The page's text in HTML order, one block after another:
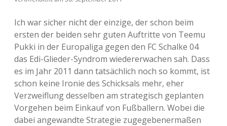
Ich war sicher nicht der einzige, der schon beim
ersten der beiden sehr guten Auftritte von Teemu
Pukki in der Europaliga gegen den FC Schalke 04
das Edi-Glieder-Syndrom wiedererwachen sah. Dass
es im Jahr 2011 dann tatsächlich noch so kommt, ist
schon keine Ironie des Schicksals mehr, eher
Verzweiflung desselben am strategisch geplanten
Vorgehen beim Einkauf von Fußballern. Wobei die
dabei angewandte Strategie zugegebenermaßen